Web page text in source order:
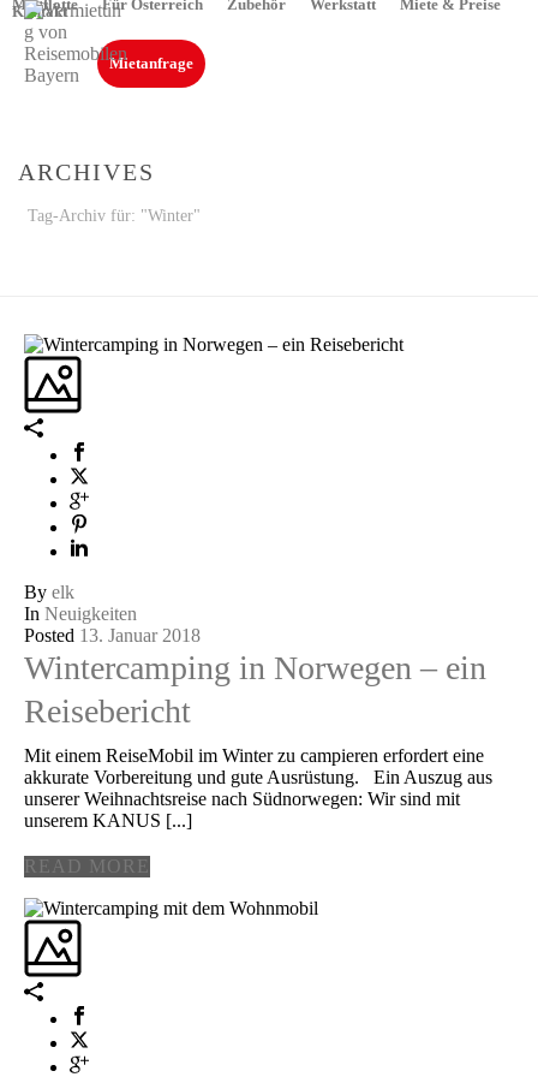
Mietflotte Für Österreich Zubehör Werkstatt Miete & Preise
Kontakt
Mietanfrage
ARCHIVES
Tag-Archiv für: "Winter"
By elk
In Neuigkeiten
Posted 13. Januar 2018
Wintercamping in Norwegen – ein
Reisebericht
Mit einem ReiseMobil im Winter zu campieren erfordert eine
akkurate Vorbereitung und gute Ausrüstung. Ein Auszug aus
unserer Weihnachtsreise nach Südnorwegen: Wir sind mit
unserem KANUS [...]
READ MORE